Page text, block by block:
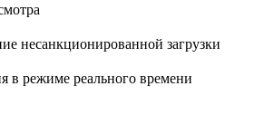
несанкционированной загрузки
в режиме реального времени